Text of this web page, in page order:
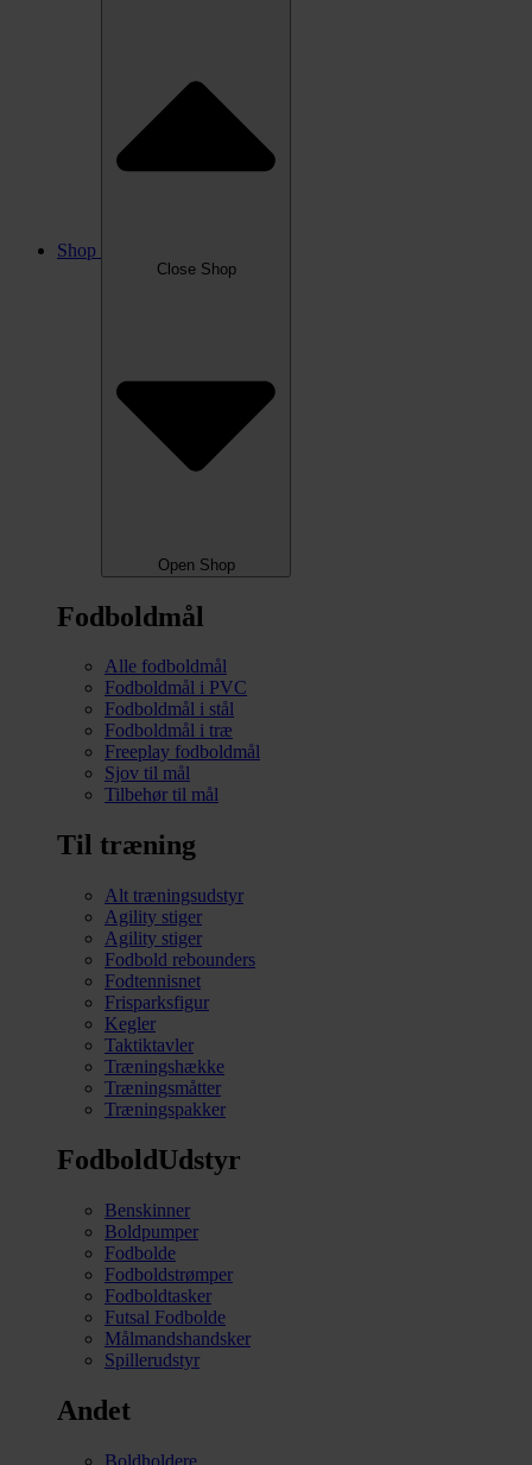
Shop
Close Shop
Open Shop
Fodboldmål
Alle fodboldmål
Fodboldmål i PVC
Fodboldmål i stål
Fodboldmål i træ
Freeplay fodboldmål
Sjov til mål
Tilbehør til mål
Til træning
Alt træningsudstyr
Agility stiger
Agility stiger
Fodbold rebounders
Fodtennisnet
Frisparksfigur
Kegler
Taktiktavler
Træningshække
Træningsmåtter
Træningspakker
FodboldUdstyr
Benskinner
Boldpumper
Fodbolde
Fodboldstrømper
Fodboldtasker
Futsal Fodbolde
Målmandshandsker
Spillerudstyr
Andet
Boldholdere